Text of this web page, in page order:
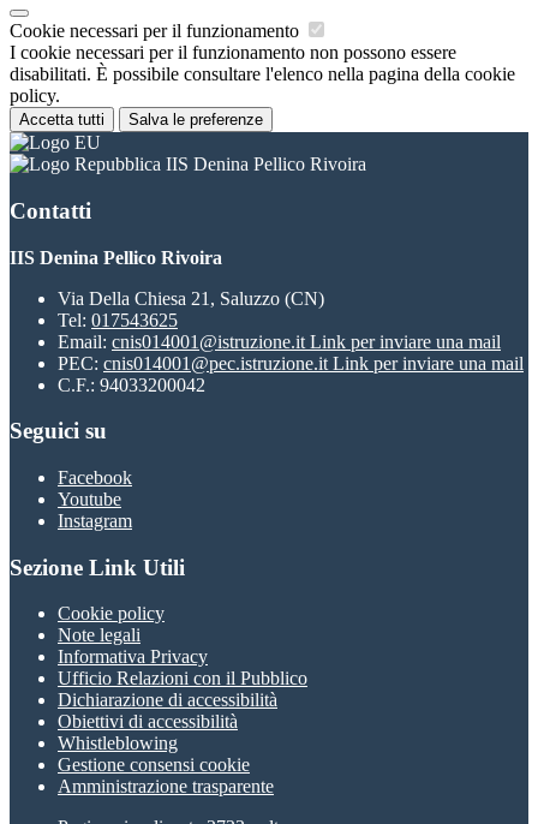
Cookie necessari per il funzionamento
I cookie necessari per il funzionamento non possono essere
disabilitati. È possibile consultare l'elenco nella pagina della cookie
policy.
Accetta tutti Salva le preferenze
IIS Denina Pellico Rivoira
Contatti
IIS Denina Pellico Rivoira
Via Della Chiesa 21, Saluzzo (CN)
Tel: 017543625
Email: cnis014001@istruzione.it Link per inviare una mail
PEC: cnis014001@pec.istruzione.it Link per inviare una mail
C.F.: 94033200042
Seguici su
Facebook
Youtube
Instagram
Sezione Link Utili
Cookie policy
Note legali
Informativa Privacy
Ufficio Relazioni con il Pubblico
Dichiarazione di accessibilità
Obiettivi di accessibilità
Whistleblowing
Gestione consensi cookie
Amministrazione trasparente